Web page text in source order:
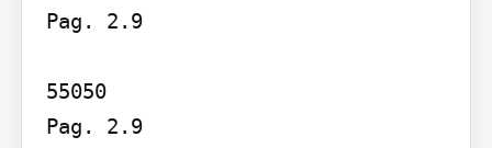
Pag. 2.9
55050
Pag. 2.9